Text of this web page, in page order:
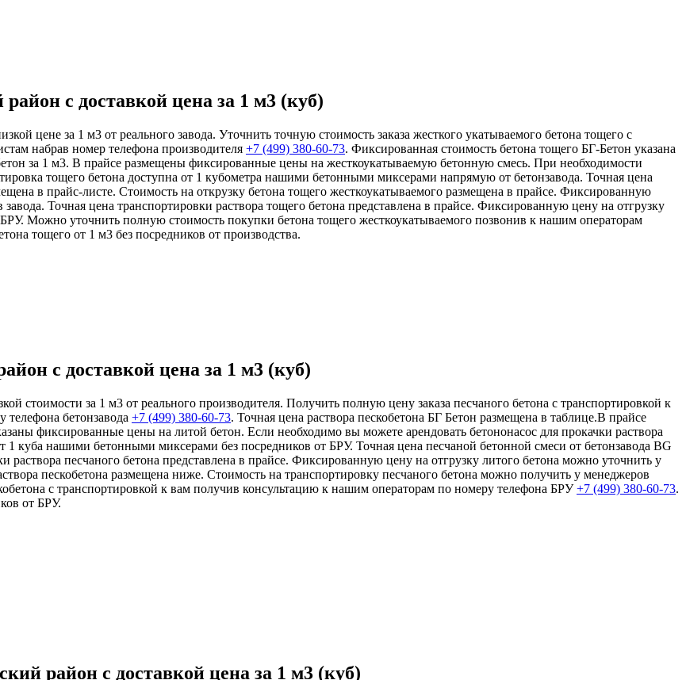
с доставкой цена за 1 м3 (куб)
цене за 1 м3 от реального завода. Уточнить точную стоимость заказа жесткого укатываемого бетона тощего с
набрав номер телефона производителя +7 (499) 380-60-73. Фиксированная стоимость бетона тощего БГ-Бетон указана
за 1 м3. В прайсе размещены фиксированные цены на жесткоукатываемую бетонную смесь. При необходимости
тощего бетона доступна от 1 кубометра нашими бетонными миксерами напрямую от бетонзавода. Точная цена
в прайс-листе. Стоимость на открузку бетона тощего жесткоукатываемого размещена в прайсе. Фиксированную
Точная цена транспортировки раствора тощего бетона представлена в прайсе. Фиксированную цену на отгрузку
Можно уточнить полную стоимость покупки бетона тощего жесткоукатываемого позвонив к нашим операторам
тощего от 1 м3 без посредников от производства.
с доставкой цена за 1 м3 (куб)
стоимости за 1 м3 от реального производителя. Получить полную цену заказа песчаного бетона с транспортировкой к
бетонзавода +7 (499) 380-60-73. Точная цена раствора пескобетона БГ Бетон размещена в таблице.В прайсе
фиксированные цены на литой бетон. Если необходимо вы можете арендовать бетононасос для прокачки раствора
1 куба нашими бетонными миксерами без посредников от БРУ. Точная цена песчаной бетонной смеси от бетонзавода BG
раствора песчаного бетона представлена в прайсе. Фиксированную цену на отгрузку литого бетона можно уточнить у
пескобетона размещена ниже. Стоимость на транспортировку песчаного бетона можно получить у менеджеров
с транспортировкой к вам получив консультацию к нашим операторам по номеру телефона БРУ+7 (499) 380-60-73.
от БРУ.
район с доставкой цена за 1 м3 (куб)